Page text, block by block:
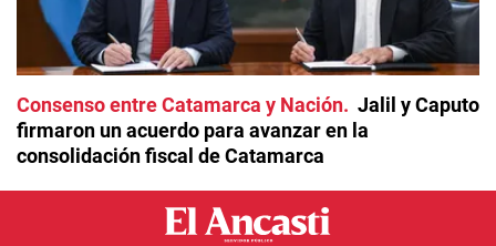
Consenso entre Catamarca y Nación
Jalil y Caputo
firmaron un acuerdo para avanzar en la
consolidación fiscal de Catamarca